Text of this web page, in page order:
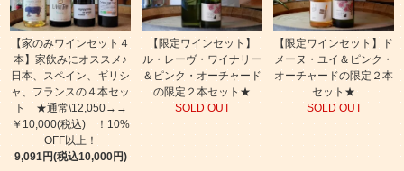
【家のみワインセット４
本】家飲みにオススメ♪
日本、スペイン、ギリシ
ャ、フランスの４本セッ
ト ★通常\12,050→→
￥10,000(税込) ！10%
OFF以上！
9,091円(税込10,000円)
【限定ワインセット】
ル・レーヴ・ワイナリー
＆ピンク・オーチャード
の限定２本セット★
SOLD OUT
【限定ワインセット】ド
メーヌ・ユイ＆ピンク・
オーチャードの限定２本
セット★
SOLD OUT